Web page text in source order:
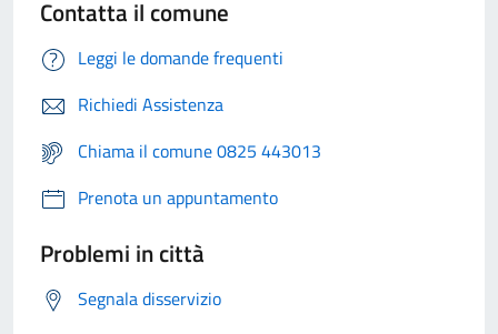
Contatta il comune
Leggi le domande frequenti
Richiedi Assistenza
Chiama il comune 0825 443013
Prenota un appuntamento
Problemi in città
Segnala disservizio